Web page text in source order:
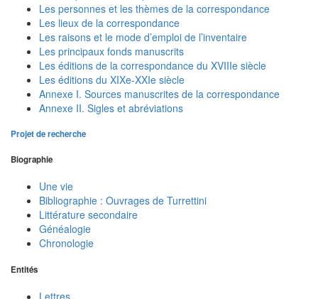
Les personnes et les thèmes de la correspondance
Les lieux de la correspondance
Les raisons et le mode d’emploi de l’inventaire
Les principaux fonds manuscrits
Les éditions de la correspondance du XVIIIe siècle
Les éditions du XIXe-XXIe siècle
Annexe I. Sources manuscrites de la correspondance
Annexe II. Sigles et abréviations
Projet de recherche
Biographie
Une vie
Bibliographie : Ouvrages de Turrettini
Littérature secondaire
Généalogie
Chronologie
Entités
Lettres